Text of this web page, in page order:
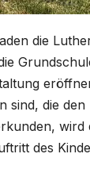
die
sind, die
des